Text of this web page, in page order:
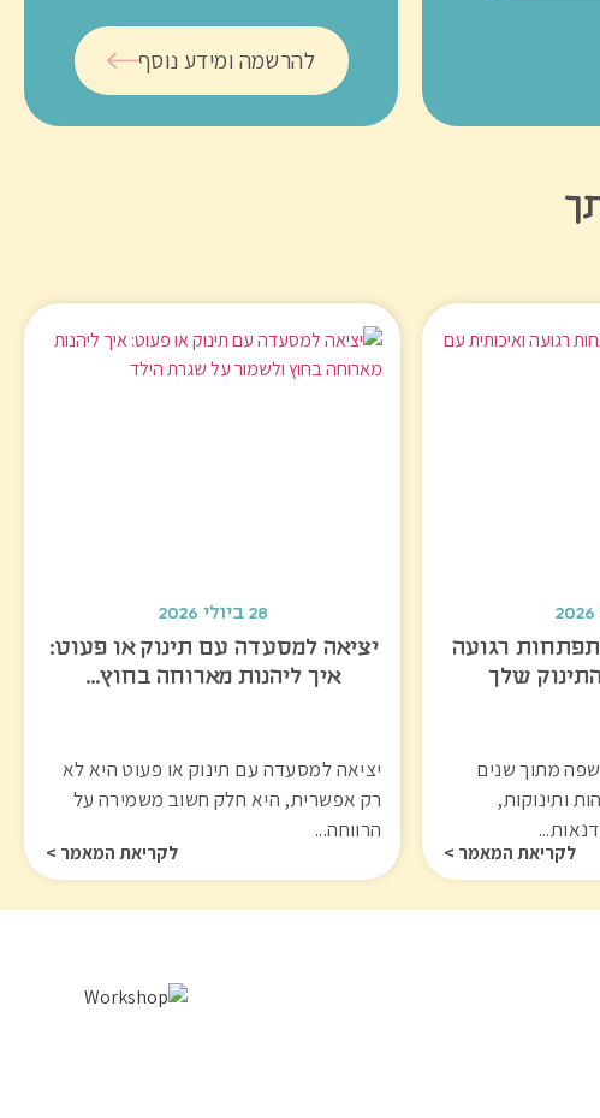
להרשמה ומידע נוסף
רגועה
שלך
מתוך שנים
ותינוקות,
לקריאת המאמר >
28 ביולי 2026
יציאה למסעדה עם תינוק או פעוט:
איך ליהנות מארוחה בחוץ…
יציאה למסעדה עם תינוק או פעוט היא לא
רק אפשרית, היא חלק חשוב משמירה על
הרווחה...
לקריאת המאמר >